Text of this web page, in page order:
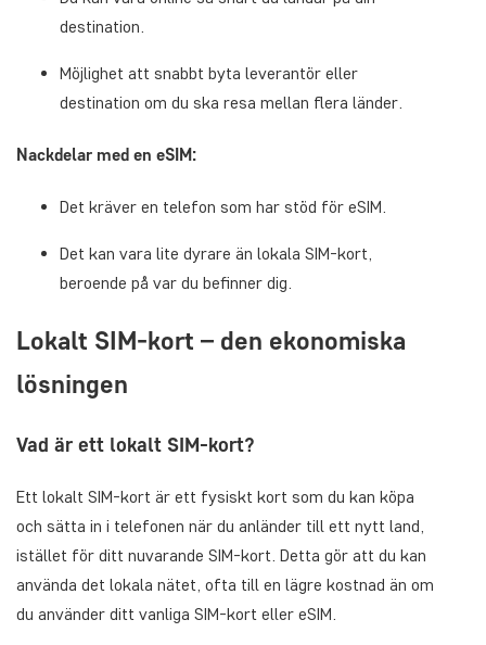
destination.
Möjlighet att snabbt byta leverantör eller
destination om du ska resa mellan flera länder.
Nackdelar med en eSIM:
Det kräver en telefon som har stöd för eSIM.
Det kan vara lite dyrare än lokala SIM-kort,
beroende på var du befinner dig.
Lokalt SIM-kort – den ekonomiska
lösningen
Vad är ett lokalt SIM-kort?
Ett lokalt SIM-kort är ett fysiskt kort som du kan köpa
och sätta in i telefonen när du anländer till ett nytt land,
istället för ditt nuvarande SIM-kort. Detta gör att du kan
använda det lokala nätet, ofta till en lägre kostnad än om
du använder ditt vanliga SIM-kort eller eSIM.